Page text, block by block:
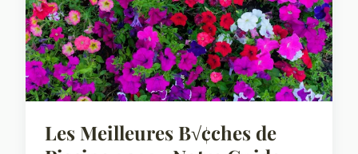
Les Meilleures B√¢ches de